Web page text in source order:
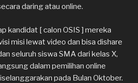
daring atau online.
kandidat [ calon OSIS ] mereka
misi lewat video dan bisa dishare
seluruh siswa SMA dari kelas X,
dalam pemilihan online
pada Bulan Oktober.